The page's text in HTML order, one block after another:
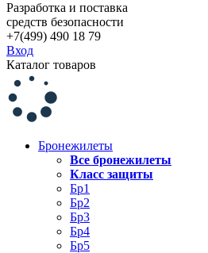
Разработка и поставка
средств безопасности
+7(499) 490 18 79
Вход
Каталог товаров
Бронежилеты
Все бронежилеты
Класс защиты
Бр1
Бр2
Бр3
Бр4
Бр5